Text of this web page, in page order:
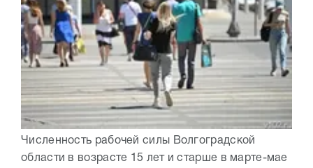
Численность рабочей силы Волгоградской
области в возрасте 15 лет и старше в марте-мае